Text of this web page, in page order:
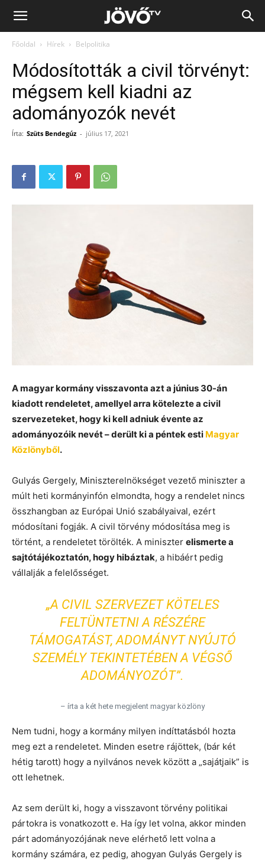
Jövő
Főoldal Hírek Belpolitika
Módosították a civil törvényt:
mégsem kell kiadni az
adományozók nevét
Írta: Szüts Bendegúz - július 17, 2021
A magyar kormány visszavonta azt a június 30-án
kiadott rendeletet, amellyel arra kötelezte a civil
szervezeteket, hogy ki kell adniuk évente az
adományozóik nevét – derült ki a péntek esti Magyar
Közlönyből.
Gulyás Gergely, Miniszterelnökséget vezető miniszter a
múlt heti kormányinfón elmondta, hogy a rendelet nincs
összhangban az Európai Unió szabályaival, ezért
módosítani fogják. A civil törvény módosítása meg is
történt, a rendeletet törölték. A miniszter elismerte a
sajtótájékoztatón, hogy hibáztak, a hibáért pedig
vállalják a felelősséget.
„A CIVIL SZERVEZET KÖTELES
FELTÜNTETNI A RÉSZÉRE
TÁMOGATÁST, ADOMÁNYT NYÚJTÓ
SZEMÉLY TEKINTETÉBEN A VÉGSŐ
ADOMÁNYOZÓT”.
– írta a két hete megjelent magyar közlöny
Nem tudni, hogy a kormány milyen indíttatásból hozta
meg ezt a rendeletet. Minden esetre rájöttek, (bár két
hétig tarott) hogy a nyilvános nevek között a „sajátjaik” is
ott lehetnek.
Az sem derült ki, hogy a visszavont törvény politikai
pártokra is vonatkozott e. Ha így let volna, akkor minden
párt adományozójának neve elérhető lett volna a
kormány számára, ez pedig, ahogyan Gulyás Gergely is